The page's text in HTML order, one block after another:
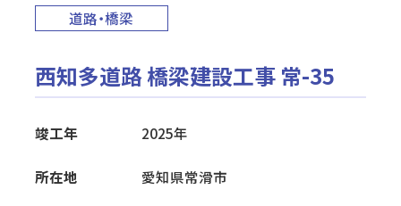
道路・橋梁
造成事業
リフォーム・メンテナンス
道路・橋梁
西知多道路 橋梁建設工事 常-35
竣工年 2025年
所在地 愛知県常滑市